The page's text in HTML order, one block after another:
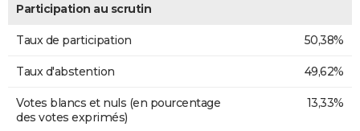
Participation au scrutin
Taux de participation 50,38%
Taux d'abstention 49,62%
Votes blancs et nuls (en pourcentage
des votes exprimés)
13,33%